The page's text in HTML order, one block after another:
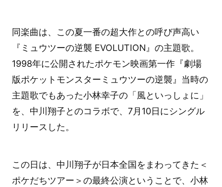
同楽曲は、この夏一番の超大作との呼び声高い
『ミュウツーの逆襲 EVOLUTION』の主題歌。
1998年に公開されたポケモン映画第一作『劇場
版ポケットモンスターミュウツーの逆襲』当時の
主題歌でもあった小林幸子の「風といっしょに」
を、中川翔子とのコラボで、7月10日にシングル
リリースした。
この日は、中川翔子が日本全国をまわってきた＜
ポケだちツアー＞の最終公演ということで、小林